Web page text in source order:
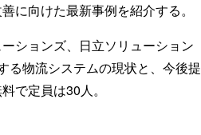
に向けた最新事例を紹介する。
ションズ、日立ソリューション
る物流システムの現状と、今後提
で定員は30人。